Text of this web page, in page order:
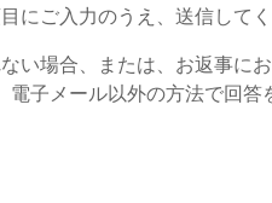
にご入力のうえ、送信してく
い場合、または、お返事に
子メール以外の方法で回答